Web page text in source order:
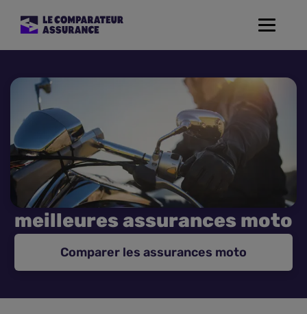
Toggle
Mutuelle Santé
Assurance Moto
Assurance Habitation
Assurance de prêt
Assurance Animaux
meilleures assurances moto
Comparer les assurances moto